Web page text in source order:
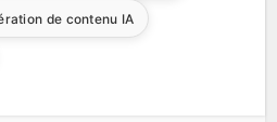
de contenu IA